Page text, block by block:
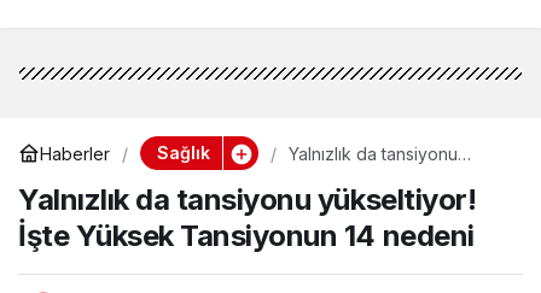
Haberler Sağlık
Yalnızlık da tansiyonu
Tansiyonun 14 nedeni
Yalnızlık da tansiyonu yükseltiyor!
İşte Yüksek Tansiyonun 14 nedeni